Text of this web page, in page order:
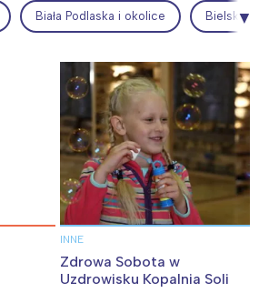
Biała Podlaska i okolice Bielsko-
INNE
Zdrowa Sobota w
Uzdrowisku Kopalnia Soli